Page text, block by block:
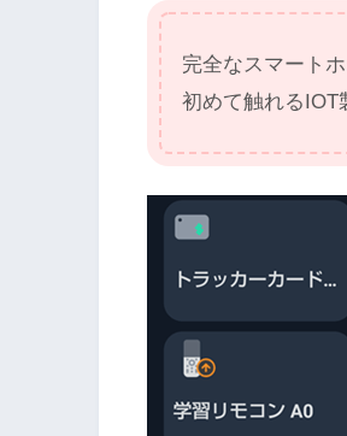
完全なスマート
初めて触れるIOT